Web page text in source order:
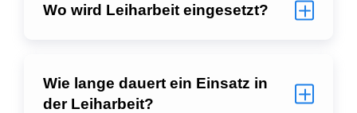
Wo wird Leiharbeit eingesetzt?
Wie lange dauert ein Einsatz in
der Leiharbeit?